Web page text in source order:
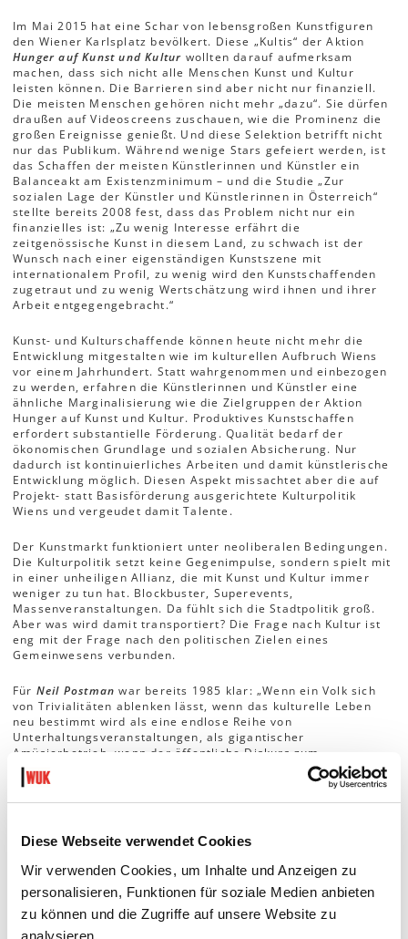
Diese Webseite verwendet Cookies
Wir verwenden Cookies, um Inhalte und Anzeigen zu
personalisieren, Funktionen für soziale Medien anbieten
zu können und die Zugriffe auf unsere Website zu
analysieren.
Im Mai 2015 hat eine Schar von lebensgroßen Kunstfiguren
den Wiener Karlsplatz bevölkert. Diese „Kultis“ der Aktion
Hunger auf Kunst und Kultur wollten darauf aufmerksam
machen, dass sich nicht alle Menschen Kunst und Kultur
leisten können. Die Barrieren sind aber nicht nur finanziell.
Die meisten Menschen gehören nicht mehr „dazu“. Sie dürfen
draußen auf Videoscreens zuschauen, wie die Prominenz die
großen Ereignisse genießt. Und diese Selektion betrifft nicht
nur das Publikum. Während wenige Stars gefeiert werden, ist
das Schaffen der meisten Künstlerinnen und Künstler ein
Balanceakt am Existenzminimum – und die Studie „Zur
sozialen Lage der Künstler und Künstlerinnen in Österreich“
stellte bereits 2008 fest, dass das Problem nicht nur ein
finanzielles ist: „Zu wenig Interesse erfährt die
zeitgenössische Kunst in diesem Land, zu schwach ist der
Wunsch nach einer eigenständigen Kunstszene mit
internationalem Profil, zu wenig wird den Kunstschaffenden
zugetraut und zu wenig Wertschätzung wird ihnen und ihrer
Arbeit entgegengebracht.“
Kunst- und Kulturschaffende können heute nicht mehr die
Entwicklung mitgestalten wie im kulturellen Aufbruch Wiens
vor einem Jahrhundert. Statt wahrgenommen und einbezogen
zu werden, erfahren die Künstlerinnen und Künstler eine
ähnliche Marginalisierung wie die Zielgruppen der Aktion
Hunger auf Kunst und Kultur. Produktives Kunstschaffen
erfordert substantielle Förderung. Qualität bedarf der
ökonomischen Grundlage und sozialen Absicherung. Nur
dadurch ist kontinuierliches Arbeiten und damit künstlerische
Entwicklung möglich. Diesen Aspekt missachtet aber die auf
Projekt- statt Basisförderung ausgerichtete Kulturpolitik
Wiens und vergeudet damit Talente.
Der Kunstmarkt funktioniert unter neoliberalen Bedingungen.
Die Kulturpolitik setzt keine Gegenimpulse, sondern spielt mit
in einer unheiligen Allianz, die mit Kunst und Kultur immer
weniger zu tun hat. Blockbuster, Superevents,
Massenveranstaltungen. Da fühlt sich die Stadtpolitik groß.
Aber was wird damit transportiert? Die Frage nach Kultur ist
eng mit der Frage nach den politischen Zielen eines
Gemeinwesens verbunden.
Für Neil Postman war bereits 1985 klar: „Wenn ein Volk sich
von Trivialitäten ablenken lässt, wenn das kulturelle Leben
neu bestimmt wird als eine endlose Reihe von
Unterhaltungsveranstaltungen, als gigantischer
Amüsierbetrieb, wenn der öffentliche Diskurs zum
unterschiedslosen Geplapper wird, kurz, wenn aus Bürgern
Zuschauer werden und ihre öffentlichen Angelegenheiten zur
Varieté-Nummer herunterkommen, dann ist die Nation in
Dass diese Konditionierung zum Konsumieren von Spektakeln
die Demokratie erodiert und einem Rechtsruck Vorschub
leistet, wollen die politisch Verantwortlichen offenbar nicht
sehen. Marginalisierung bringt Menschen dazu, andere zu
marginalisieren. Gesellschaftlicher Zusammenhalt wird nicht